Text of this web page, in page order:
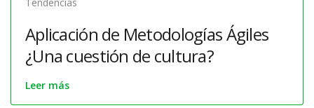
Aplicación de Metodologías Ágiles
¿Una cuestión de cultura?
Leer más